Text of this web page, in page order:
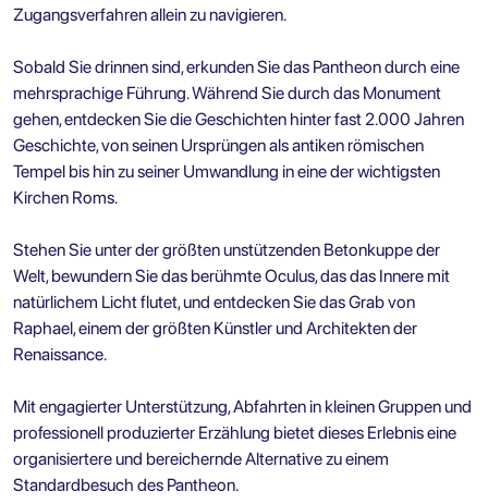
Zugangsverfahren allein zu navigieren.
Sobald Sie drinnen sind, erkunden Sie das Pantheon durch eine
mehrsprachige Führung. Während Sie durch das Monument
gehen, entdecken Sie die Geschichten hinter fast 2.000 Jahren
Geschichte, von seinen Ursprüngen als antiken römischen
Tempel bis hin zu seiner Umwandlung in eine der wichtigsten
Kirchen Roms.
Stehen Sie unter der größten unstützenden Betonkuppe der
Welt, bewundern Sie das berühmte Oculus, das das Innere mit
natürlichem Licht flutet, und entdecken Sie das Grab von
Raphael, einem der größten Künstler und Architekten der
Renaissance.
Mit engagierter Unterstützung, Abfahrten in kleinen Gruppen und
professionell produzierter Erzählung bietet dieses Erlebnis eine
organisiertere und bereichernde Alternative zu einem
Standardbesuch des Pantheon.